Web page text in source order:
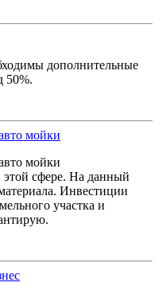
дополнительные
50%.
мойки
мойки
сфере. На данный
Инвестиции
участка и